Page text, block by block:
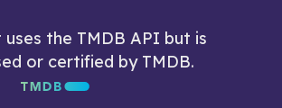
uses the TMDB API but is
or certified by TMDB.